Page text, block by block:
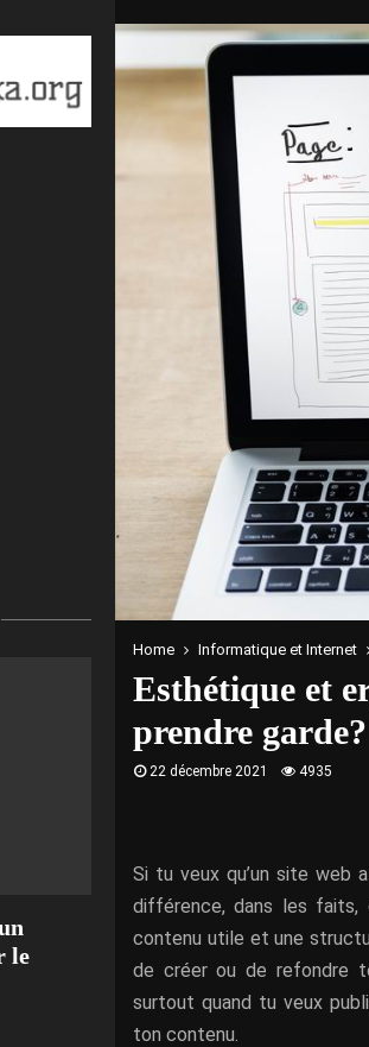
le
Home Informatique et Internet
Esthétique et
prendre garde?
22 décembre 2021 4935
Si tu veux qu’un site web
différence, dans les faits,
contenu utile et une
de créer ou de refondre
surtout quand tu veux
ton contenu.